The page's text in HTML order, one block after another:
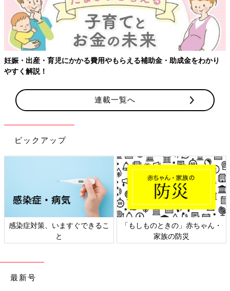
成金をわかり
連載一覧へ
ピックアップ
ときの」赤ちゃん・
日本外来小児科学会リーフレッ
六星占術
最新号